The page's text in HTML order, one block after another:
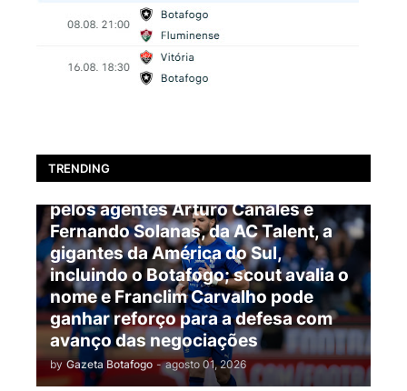
TRENDING
EXCLUSIVO: Pablo Marí é oferecido
pelos agentes Arturo Canales e
Fernando Solanas, da AC Talent, a
gigantes da América do Sul,
incluindo o Botafogo; scout avalia o
nome e Franclim Carvalho pode
ganhar reforço para a defesa com
avanço das negociações
by Gazeta Botafogo - agosto 01, 2026